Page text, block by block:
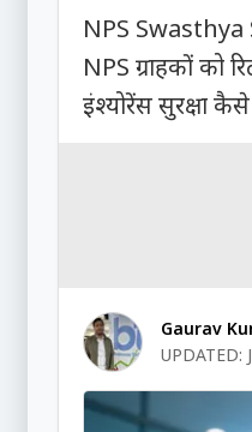
NPS Swasthya
NPS ग्राहकों को
इंश्योरेंस सुरक्षा
Gaurav
UPDATED: